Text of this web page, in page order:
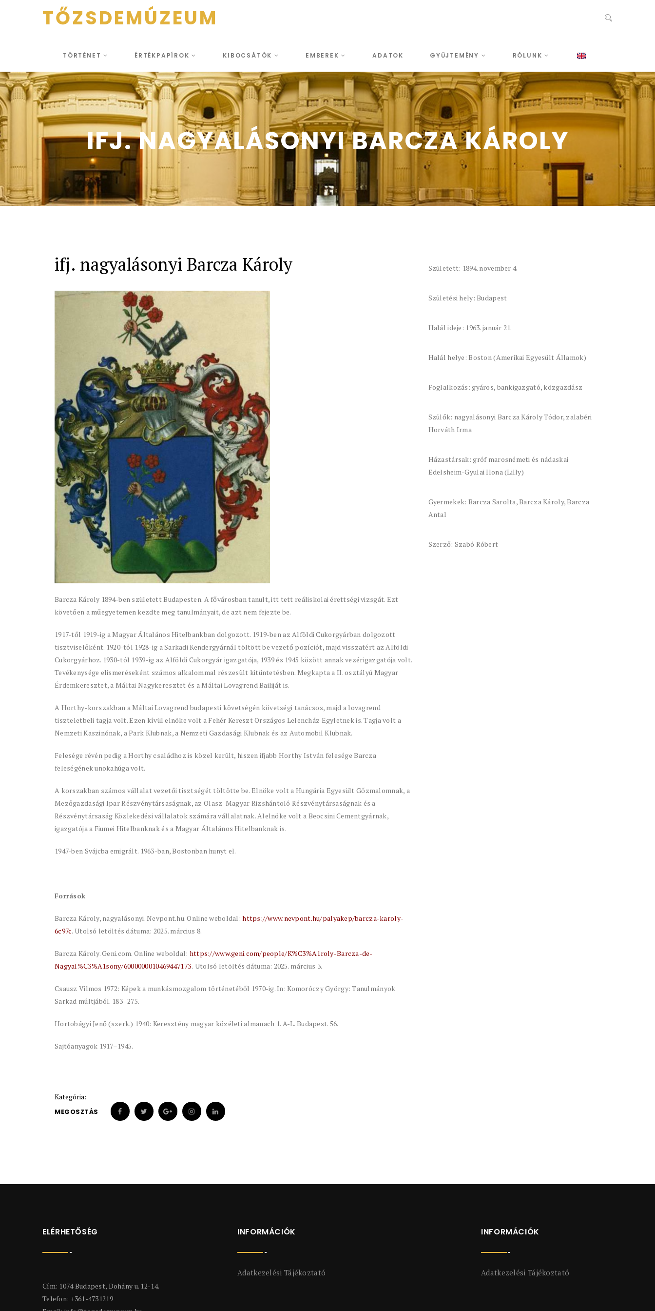
TŐZSDEMÚZEUM
TÖRTÉNET ÉRTÉKPAPÍROK KIBOCSÁTÓK EMBEREK ADATOK GYŰJTEMÉNY RÓLUNK
IFJ. NAGYALÁSONYI BARCZA KÁROLY
ifj. nagyalásonyi Barcza Károly
Barcza Károly 1894-ben született Budapesten. A fővárosban tanult, itt tett reáliskolai érettségi vizsgát. Ezt
követően a műegyetemen kezdte meg tanulmányait, de azt nem fejezte be.
1917-től 1919-ig a Magyar Általános Hitelbankban dolgozott. 1919-ben az Alföldi Cukorgyárban dolgozott
tisztviselőként. 1920-tól 1928-ig a Sarkadi Kendergyárnál töltött be vezető pozíciót, majd visszatért az Alföldi
Cukorgyárhoz. 1930-tól 1939-ig az Alföldi Cukorgyár igazgatója, 1939 és 1945 között annak vezérigazgatója volt.
Tevékenysége elismeréseként számos alkalommal részesült kitüntetésben. Megkapta a II. osztályú Magyar
Érdemkeresztet, a Máltai Nagykeresztet és a Máltai Lovagrend Bailiját is.
A Horthy-korszakban a Máltai Lovagrend budapesti követségén követségi tanácsos, majd a lovagrend
tiszteletbeli tagja volt. Ezen kívül elnöke volt a Fehér Kereszt Országos Lelencház Egyletnek is. Tagja volt a
Nemzeti Kaszinónak, a Park Klubnak, a Nemzeti Gazdasági Klubnak és az Automobil Klubnak.
Felesége révén pedig a Horthy családhoz is közel került, hiszen ifjabb Horthy István felesége Barcza
feleségének unokahúga volt.
A korszakban számos vállalat vezetői tisztségét töltötte be. Elnöke volt a Hungária Egyesült Gőzmalomnak, a
Mezőgazdasági Ipar Részvénytársaságnak, az Olasz-Magyar Rizshántoló Részvénytársaságnak és a
Részvénytársaság Közlekedési vállalatok számára vállalatnak. Alelnöke volt a Beocsini Cementgyárnak,
igazgatója a Fiumei Hitelbanknak és a Magyar Általános Hitelbanknak is.
1947-ben Svájcba emigrált. 1963-ban, Bostonban hunyt el.
Források
Barcza Károly, nagyalásonyi. Nevpont.hu. Online weboldal:https://www.nevpont.hu/palyakep/barcza-karoly-
6c97c. Utolsó letöltés dátuma: 2025. március 8.
Barcza Károly. Geni.com. Online weboldal: https://www.geni.com/people/K%C3%A1roly-Barcza-de-
Nagyal%C3%A1sony/6000000010469447173. Utolsó letöltés dátuma: 2025. március 3.
Csausz Vilmos 1972: Képek a munkásmozgalom történetéből 1970-ig. In: Komoróczy György: Tanulmányok
Sarkad múltjából. 183–275.
Hortobágyi Jenő (szerk.) 1940: Keresztény magyar közéleti almanach 1. A-L. Budapest. 56.
Sajtóanyagok 1917–1945.
Született: 1894. november 4.
Születési hely: Budapest
Halál ideje: 1963. január 21.
Halál helye: Boston (Amerikai Egyesült Államok)
Foglalkozás: gyáros, bankigazgató, közgazdász
Szülők: nagyalásonyi Barcza Károly Tódor, zalabéri
Horváth Irma
Házastársak: gróf marosnémeti és nádaskai
Edelsheim-Gyulai Ilona (Lilly)
Gyermekek: Barcza Sarolta, Barcza Károly, Barcza
Antal
Szerző: Szabó Róbert
Kategória:
MEGOSZTÁS
ELÉRHETŐSÉG
Cím: 1074 Budapest, Dohány u. 12-14.
Telefon: +361-4731219
INFORMÁCIÓK
Adatkezelési Tájékoztató
INFORMÁCIÓK
Adatkezelési Tájékoztató